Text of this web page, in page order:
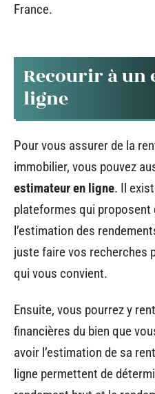
France.
Recourir à un
ligne
Pour vous assurer de la
immobilier, vous pouvez
estimateur en ligne. Il
plateformes qui proposent
l’estimation des
juste faire vos recherches
qui vous convient.
Ensuite, vous pourrez y
financières du bien que
avoir l’estimation de sa
ligne permettent de